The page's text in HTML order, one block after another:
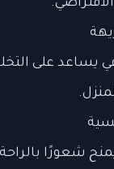
على التخلص
شعورًا بالراحة